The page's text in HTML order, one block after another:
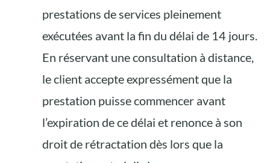
prestations de services pleinement
exécutées avant la fin du délai de 14 jours.
En réservant une consultation à distance,
le client accepte expressément que la
prestation puisse commencer avant
l’expiration de ce délai et renonce à son
droit de rétractation dès lors que la